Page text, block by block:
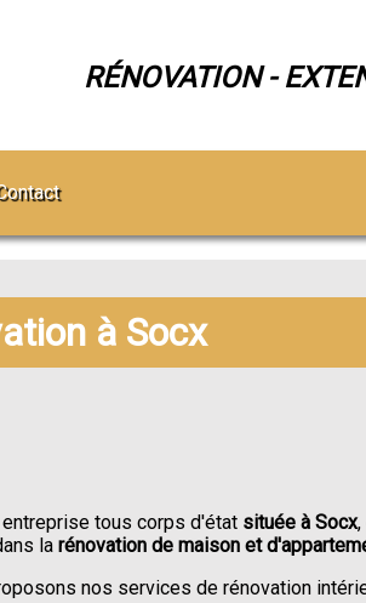
RÉNOVATION -
à Socx
entreprise tous corps d'état située à Socx
la rénovation de maison et
nos services de rénovation